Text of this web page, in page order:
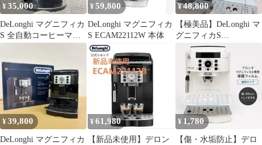
¥35,000
DeLonghi マグニフィカ
S 全自動コーヒーマシ
¥59,800
DeLonghi マグニフィカ
S ECAM22112W 本体
¥48,800
【極美品】DeLonghi マ
グニフィカS
ECAM22112W 説明書付
¥39,800
DeLonghi マグニフィカ
¥ 61,980
【新品未使用】デロン
¥ 1,780
【傷・水垢防止】デロ